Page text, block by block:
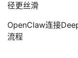
径更丝滑
OpenClaw连接
流程